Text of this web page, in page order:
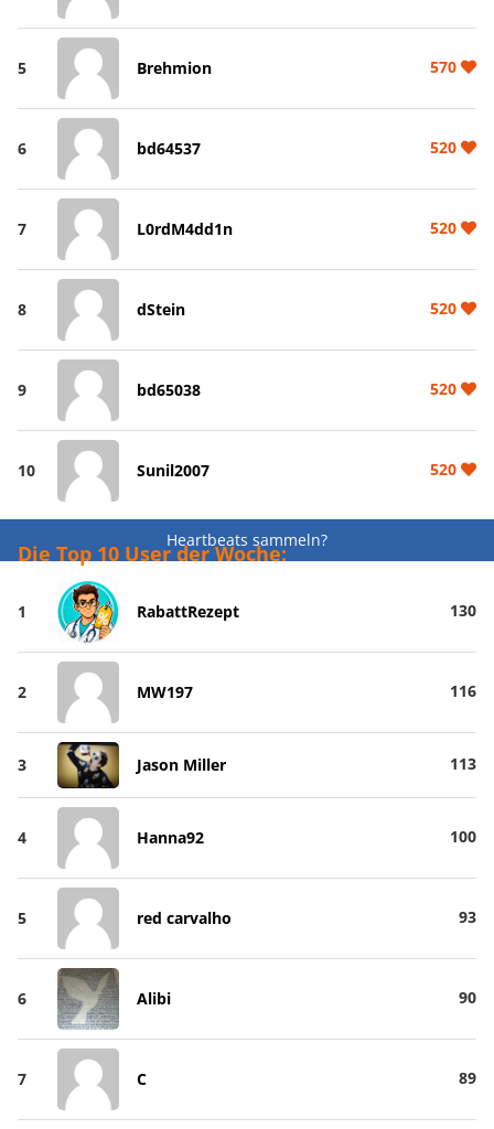
5 Brehmion 570
6 bd64537 520
7 L0rdM4dd1n 520
8 dStein 520
9 bd65038 520
10 Sunil2007 520
Heartbeats sammeln?
Die Top 10 User der Woche:
1 RabattRezept 130
2 MW197 116
3 Jason Miller 113
4 Hanna92 100
5 red carvalho 93
6 Alibi 90
7 C 89